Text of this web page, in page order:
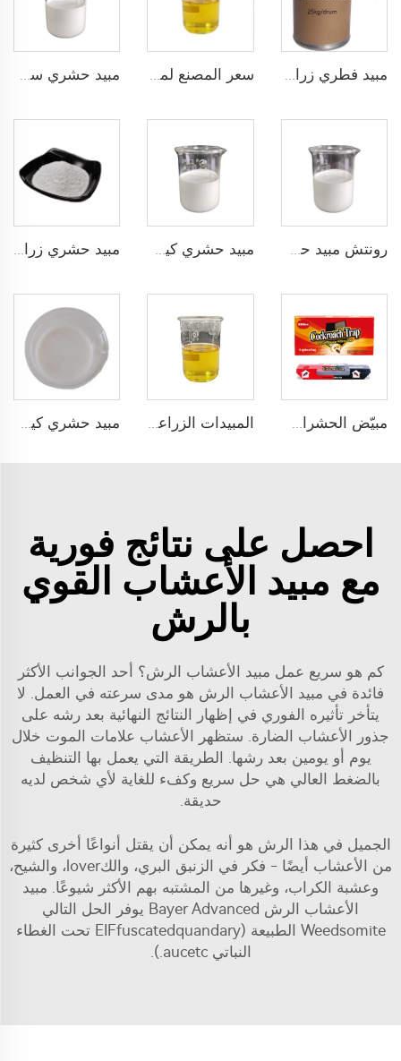
مبيد فطري زراعي إبروديون 97%TC إبروديون tc CAS 36734-19-7 سعر المصنع لمبيد فطري هكساكونازول 5%EC 10%EC بجودة جيدة مبيد حشري سريع المفعول يُباع بكثرة كلورفينابير سائل 500 جم/ل SC
مبيّض الحشرات الساخن للبيع فخ النمل الأبيض 1.5% بروبوكسور مادة قاتلة جذابة للنمل الأبيض المبيدات الزراعية 15 جم/ل تتراميثرين + 170 جم/ل سايبرميثرين EC لمكافحة الآفات مبيد حشري كيميائي 30غ/ل أبامكتين + 139غ/ل ثيايميثوكسام SC بسعر رخيص
احصل على نتائج فورية
مع مبيد الأعشاب القوي
بالرش
كم هو سريع عمل مبيد الأعشاب الرش؟ أحد الجوانب الأكثر
فائدة في مبيد الأعشاب الرش هو مدى سرعته في العمل. لا
يتأخر تأثيره الفوري في إظهار النتائج النهائية بعد رشه على
جذور الأعشاب الضارة. ستظهر الأعشاب علامات الموت خلال
يوم أو يومين بعد رشها. الطريقة التي يعمل بها التنظيف
بالضغط العالي هي حل سريع وكفء للغاية لأي شخص لديه
حديقة.
الجميل في هذا الرش هو أنه يمكن أن يقتل أنواعًا أخرى كثيرة
من الأعشاب أيضًا - فكر في الزنبق البري، والكlover، والشيح،
وعشبة الكراب، وغيرها من المشتبه بهم الأكثر شيوعًا. مبيد
الأعشاب الرش Bayer Advanced يوفر الحل التالي
Weedsomite الطبيعة (EIFfuscatedquandary تحت الغطاء
النباتي aucetc.).